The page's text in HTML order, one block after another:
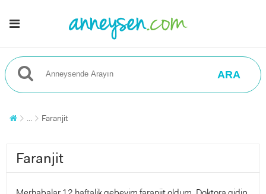
ARA
... Faranjit
Faranjit